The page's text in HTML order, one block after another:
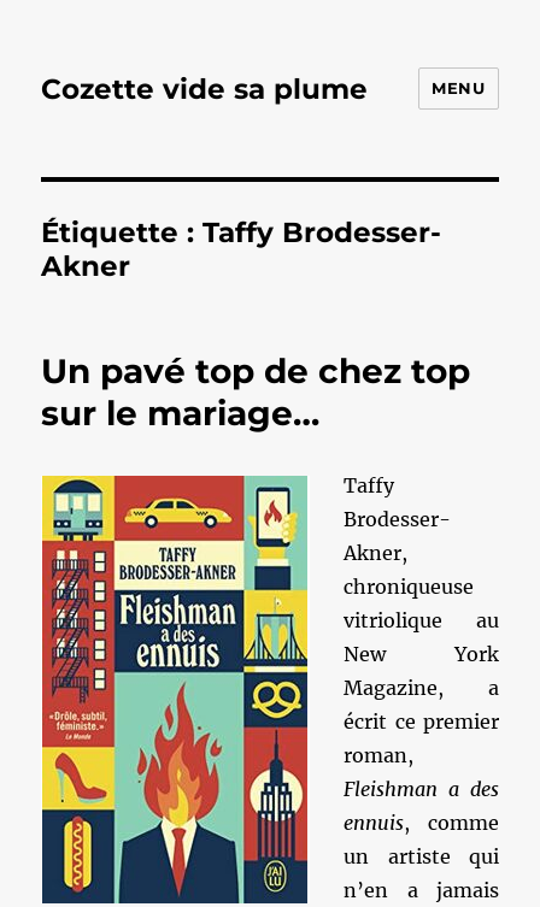
Cozette vide sa plume MENU
Étiquette :Taffy Brodesser-
Akner
Un pavé top de chez top
sur le mariage…
Taffy
Brodesser-
Akner,
chroniqueuse
vitriolique au
New York
Magazine, a
écrit ce premier
roman,
Fleishman a des
ennuis, comme
un artiste qui
n’en a jamais